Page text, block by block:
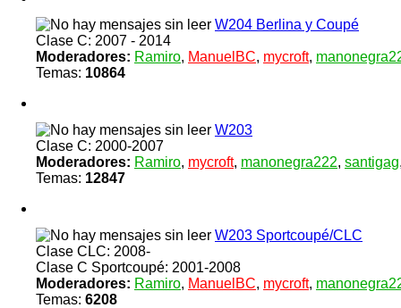
W204 Berlina y Coupé
Clase C: 2007 - 2014
Moderadores: Ramiro, ManuelBC, mycroft,
Temas: 10864
W203
Clase C: 2000-2007
Moderadores: Ramiro, mycroft, manonegra222, santigag
Temas: 12847
W203 Sportcoupé/CLC
Clase CLC: 2008-
Clase C Sportcoupé: 2001-2008
Moderadores: Ramiro, ManuelBC, mycroft,
Temas: 6208